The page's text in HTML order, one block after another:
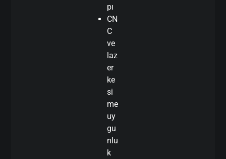
pı
CN
C
ve
laz
er
ke
si
me
uy
gu
nlu
k